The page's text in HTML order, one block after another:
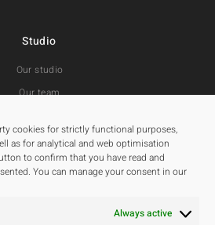
cookies for strictly functional purposes,
as for analytical and web optimisation
to confirm that you have read and
You can manage your consent in our
Always active
Studio
Our studio
Our team
Projects